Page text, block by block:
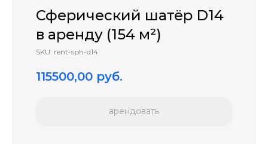
Сферический шатёр D14
в аренду (154 м²)
SKU: rent-sph-d14
115500,00 руб.
арендовать